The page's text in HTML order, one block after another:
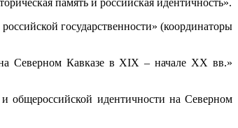
государственности» (координаторы
на Северном Кавказе в XIX – начале XX вв.»
общероссийской идентичности на Северном